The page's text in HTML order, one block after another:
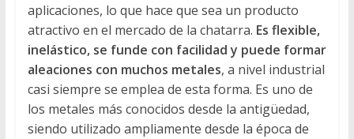
aplicaciones, lo que hace que sea un producto
atractivo en el mercado de la chatarra. Es flexible,
inelástico, se funde con facilidad y puede formar
aleaciones con muchos metales, a nivel industrial
casi siempre se emplea de esta forma. Es uno de
los metales más conocidos desde la antigüedad,
siendo utilizado ampliamente desde la época de